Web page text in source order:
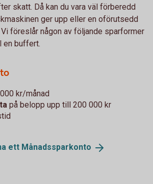
skatt. Då kan du vara väl förberedd
ger upp eller en oförutsedd
föreslår någon av följande sparformer
en buffert.
kr/månad
på belopp upp till 200 000 kr
ett Månadssparkonto